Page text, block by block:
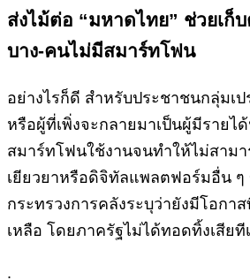
ส่งไม้ต่อ “มหาดไทย” ช่วยเก็
บาง-คนไม่มีสมาร์ทโฟน
อย่างไรก็ดี สำหรับประชาชนกลุ่มเ
หรือผู้ที่เพิ่งจะกลายมาเป็นผู้มีรายไ
สมาร์ทโฟนใช้งานจนทำให้ไม่สามา
เยียวยาหรือดิจิทัลแพลตฟอร์มอื่น ๆ
กระทรวงการคลังระบุว่ายังมีโอกา
เหลือ โดยภาครัฐไม่ได้ทอดทิ้งเสียที
.